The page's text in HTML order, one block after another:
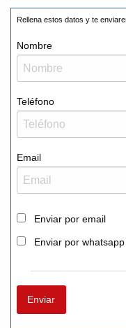
Rellena estos datos y te
Nombre
Teléfono
Email
Enviar por email
Enviar por whatsapp
Enviar